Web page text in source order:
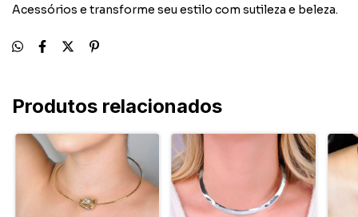
Acessórios e transforme seu estilo com sutileza e beleza.
Produtos relacionados